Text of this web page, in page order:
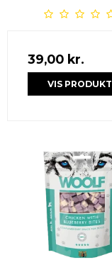
39,00 kr.
VIS PRODUKT